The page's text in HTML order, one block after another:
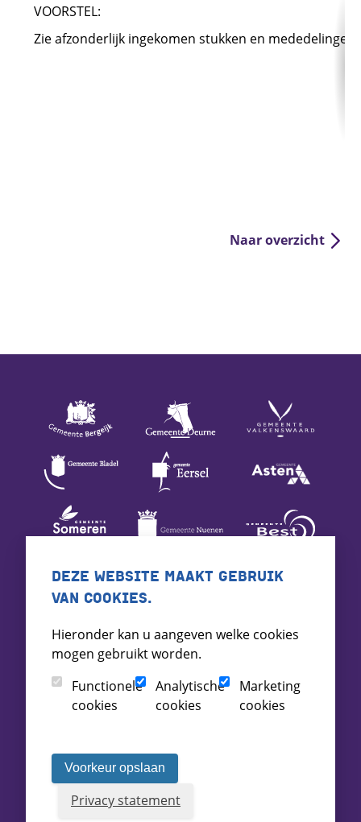
VOORSTEL:
Zie afzonderlijk ingekomen stukken en mededelingen.
Naar overzicht
DEZE WEBSITE MAAKT GEBRUIK
VAN COOKIES.
Hieronder kan u aangeven welke cookies
mogen gebruikt worden.
Functionele
cookies
Analytische
cookies
Marketing
cookies
Voorkeur opslaan
Privacy statement